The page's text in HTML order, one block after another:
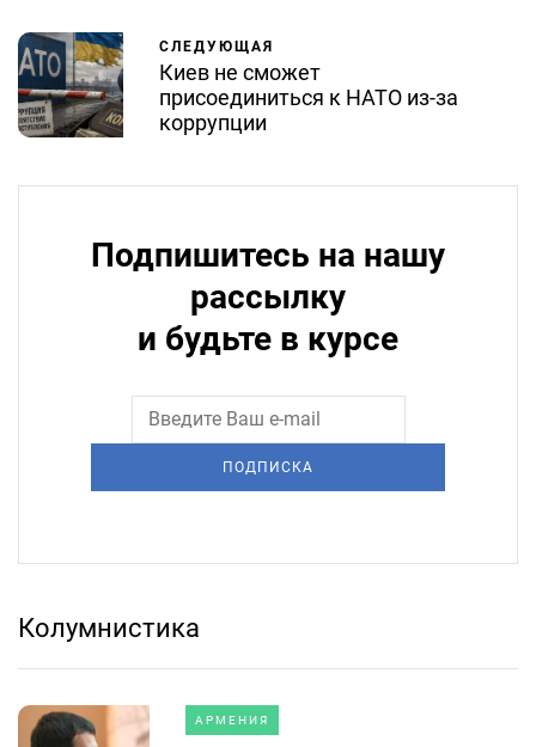
СЛЕДУЮЩАЯ
Киев не сможет
присоединиться к НАТО из-за
коррупции
Подпишитесь на нашу
рассылку
и будьте в курсе
ПОДПИСКА
Колумнистика
АРМЕНИЯ